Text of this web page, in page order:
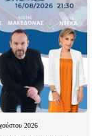
2026